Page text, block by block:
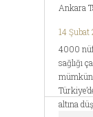
Ankara
14 Şubat
4000
sağlığı
mümkün
altına